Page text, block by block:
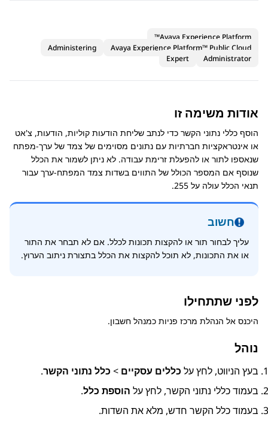
Avaya Experience Platform™
Avaya Experience Platform™ Public Cloud
Administering
Administrator
Expert
אודות משימה זו
הוסף כללי נתוני הקשר כדי לנתב שליחת הודעות קוליות, הודעות, צ'אט
או אינטראקציות חברתיות עם נתונים מסוימים של צמד של ערך-מפתח
שנאספו לתור או להפעלת זרימת עבודה. לא ניתן לשמור את הכלל
שנוסף אם המספר הכולל של התווים בשדות צמד המפתח-ערך עבור
תנאי הכלל עולה על 255.
חשוב
עליך לבחור תור או להקצות תכונות לכלל. אם לא תבחר את התור
או את התכונות, לא תוכל להקצות את הכלל בתצורת ניתוב הערוץ.
לפני שתתחילו
היכנס אל הנהלת מרכז פניות כמנהל חשבון.
נוהל
בעץ הניווט, לחץ על כללים עסקיים > כלל נתוני הקשר.
בעמודכללי נתוני הקשר, לחץ על הוספת כלל.
בעמודכלל הקשר חדש, מלא את השדות.